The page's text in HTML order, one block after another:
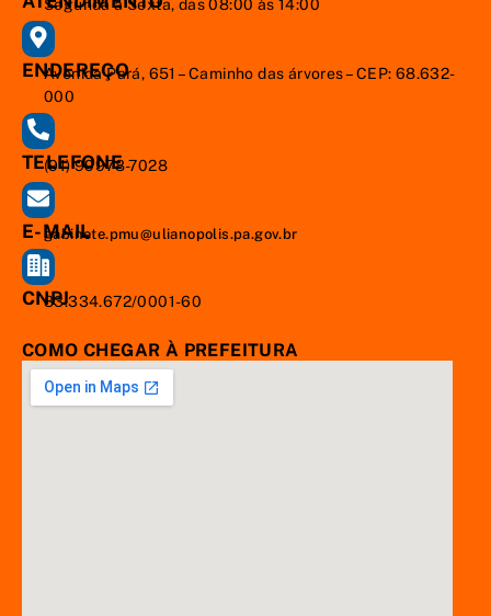
Segunda à Sexta, das 08:00 às 14:00
ENDEREÇO
Avenida Pará, 651 – Caminho das árvores – CEP: 68.632-
000
TELEFONE
(91) 99978-7028
E-MAIL
gabinete.pmu@ulianopolis.pa.gov.br
CNPJ83.334.672/0001-60
COMO CHEGAR À PREFEITURA